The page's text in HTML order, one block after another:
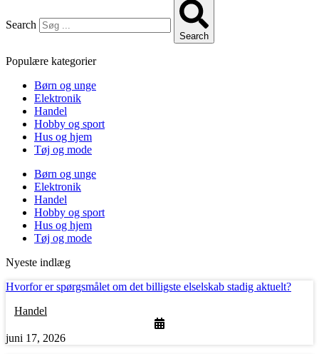
Search
Search
Populære kategorier
Børn og unge
Elektronik
Handel
Hobby og sport
Hus og hjem
Tøj og mode
Børn og unge
Elektronik
Handel
Hobby og sport
Hus og hjem
Tøj og mode
Nyeste indlæg
Hvorfor er spørgsmålet om det billigste elselskab stadig aktuelt?
Handel
juni 17, 2026